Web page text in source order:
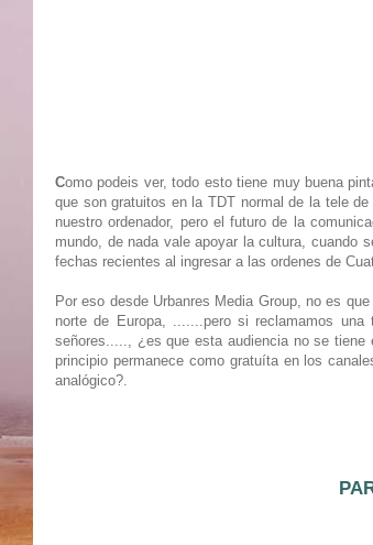
Como podeis ver, todo esto tiene muy buena
que son gratuitos en la TDT normal de la tele
nuestro ordenador, pero el futuro de la
mundo, de nada vale apoyar la cultura, cuando
fechas recientes al ingresar a las ordenes de
Por eso desde Urbanres Media Group, no es
norte de Europa, .......pero si reclamamos
señores....., ¿es que esta audiencia no se tiene
principio permanece como gratuíta en los
analógico?.